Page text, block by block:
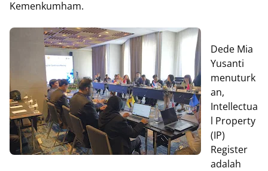
Kemenkumham.
Dede Mia
Yusanti
menuturk
an,
Intellectua
l Property
(IP)
Register
adalah